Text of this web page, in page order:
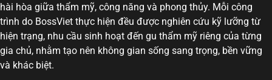
hài hòa giữa thẩm mỹ, công năng và phong thủy. Mỗi công
trình do BossViet thực hiện đều được nghiên cứu kỹ lưỡng từ
hiện trạng, nhu cầu sinh hoạt đến gu thẩm mỹ riêng của từng
gia chủ, nhằm tạo nên không gian sống sang trọng, bền vững
và khác biệt.